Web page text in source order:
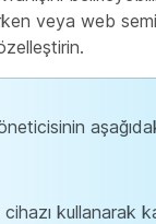
veya web
kullanarak